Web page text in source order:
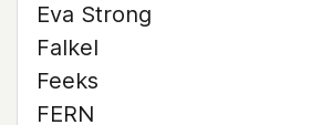
Eva Strong
Falkel
Feeks
FERN